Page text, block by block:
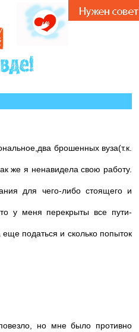
в Вашем участии и совете.
брошенных вуза(т.к.
же я ненавидела свою работу.
для чего-либо стоящего и
у меня перекрыты все пути-
податься и сколько попыток
но мне было противно